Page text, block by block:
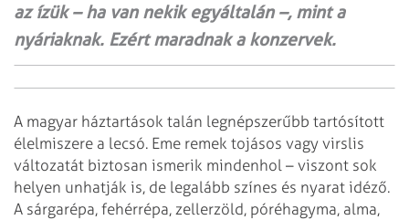
az ízük – ha van nekik egyáltalán –, mint a
nyáriaknak. Ezért maradnak a konzervek.
A magyar háztartások talán legnépszerűbb tartósított
élelmiszere a lecsó. Eme remek tojásos vagy virslis
változatát biztosan ismerik mindenhol – viszont sok
helyen unhatják is, de legalább színes és nyarat idéző.
A sárgarépa, fehérrépa, zellerzöld, póréhagyma, alma,